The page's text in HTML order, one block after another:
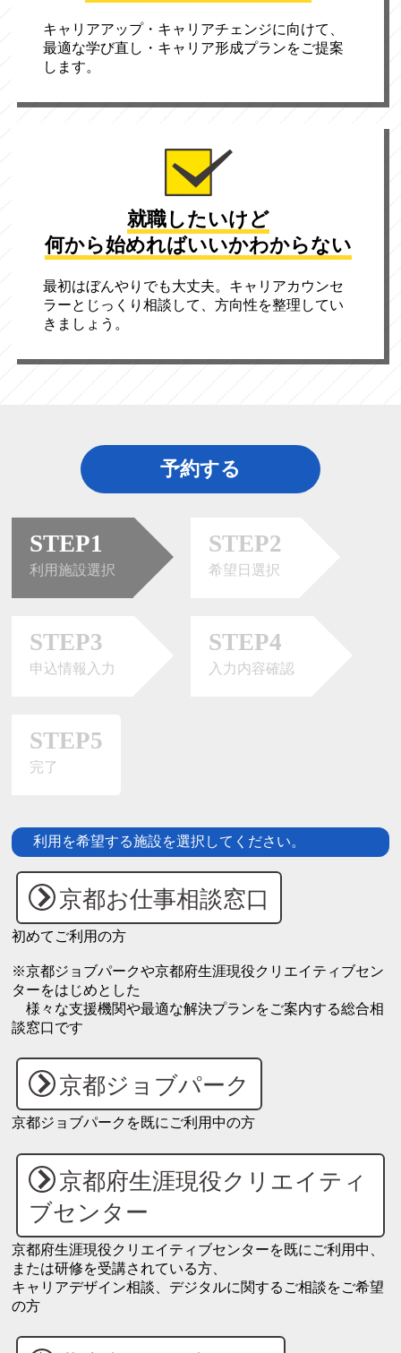
就職したいけど
何から始めればいいかわからない
最初はぼんやりでも大丈夫。キャリアカウンセ
ラーとじっくり相談して、方向性を整理してい
きましょう。
キャリアアップ・キャリアチェンジに向けて、
最適な学び直し・キャリア形成プランをご提案
します。
予約する
STEP1
利用施設選択
STEP2
希望日選択
STEP3
申込情報入力
STEP4
入力内容確認
STEP5
完了
利用を希望する施設を選択してください。
京都お仕事相談窓口
初めてご利用の方
※京都ジョブパークや京都府生涯現役クリエイティブセン
ターをはじめとした
様々な支援機関や最適な解決プランをご案内する総合相
談窓口です
京都ジョブパーク
京都ジョブパークを既にご利用中の方
京都府生涯現役クリエイティ
ブセンター
京都府生涯現役クリエイティブセンターを既にご利用中、
または研修を受講されている方、
キャリアデザイン相談、デジタルに関するご相談をご希望
の方